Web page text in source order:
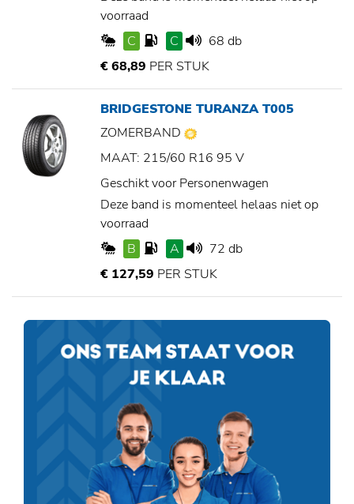
voorraad
C
C
68 db
€ 68,89 PER STUK
BRIDGESTONE TURANZA T005
ZOMERBAND
MAAT: 215/60 R16 95 V
Geschikt voor Personenwagen
Deze band is momenteel helaas niet op
voorraad
B
A
72 db
€ 127,59 PER STUK